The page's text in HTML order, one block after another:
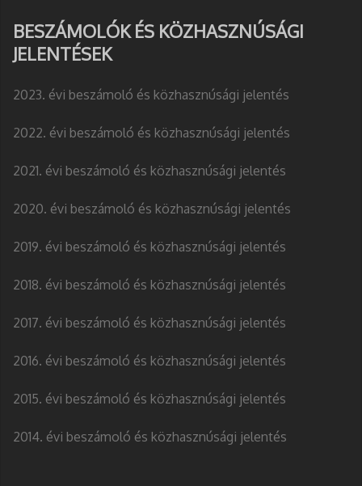
BESZÁMOLÓK ÉS KÖZHASZNÚSÁGI
JELENTÉSEK
2023. évi beszámoló és közhasznúsági jelentés
2022. évi beszámoló és közhasznúsági jelentés
2021. évi beszámoló és közhasznúsági jelentés
2020. évi beszámoló és közhasznúsági jelentés
2019. évi beszámoló és közhasznúsági jelentés
2018. évi beszámoló és közhasznúsági jelentés
2017. évi beszámoló és közhasznúsági jelentés
2016. évi beszámoló és közhasznúsági jelentés
2015. évi beszámoló és közhasznúsági jelentés
2014. évi beszámoló és közhasznúsági jelentés